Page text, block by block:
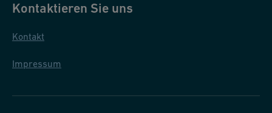
Kontaktieren Sie uns
Kontakt
Impressum